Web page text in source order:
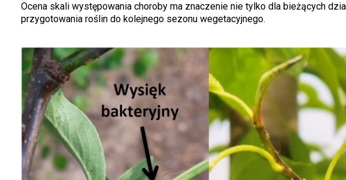
Ocena skali występowania choroby ma znaczenie nie tylko dla bieżących
przygotowania roślin do kolejnego sezonu wegetacyjnego.